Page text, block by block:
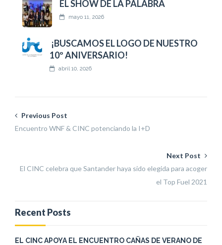
EL SHOW DE LA PALABRA
mayo 11, 2026
¡BUSCAMOS EL LOGO DE NUESTRO
10º ANIVERSARIO!
abril 10, 2026
Previous Post
Encuentro WNF & CINC potenciando la I+D
Next Post
El CINC celebra que Santander haya sido elegida para acoger
el Top Fuel 2021
Recent Posts
EL CINC APOYA EL ENCUENTRO CAÑAS DE VERANO DE